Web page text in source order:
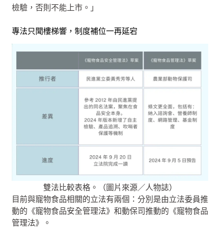
檢驗，否則不能上市。」
專法只聞樓梯響，制度補位一再延宕
雙法比較表格。（圖片來源／人物誌）
目前與寵物食品相關的立法有兩個：分別是由立法委員推
動的《寵物食品安全管理法》和動保司推動的《寵物食品
管理法》。